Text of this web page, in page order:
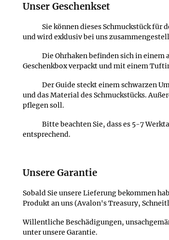
Unser Geschenkset
Sie können dieses Schmuckstück für
und wird exklusiv bei uns
Die Ohrhaken befinden sich in
Geschenkbox verpackt und mit einem
Der Guide steckt einem schwarzen
und das Material des Schmuckstücks.
pflegen soll.
Bitte beachten Sie, dass es 5-7
entsprechend.
Unsere Garantie
Sobald Sie unsere Lieferung bekommen
Produkt an uns (Avalon's Treasury,
Willentliche Beschädigungen,
unter unsere Garantie.